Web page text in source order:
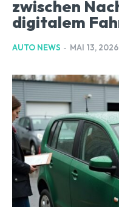
zwischen
digitalem
AUTO NEWS - MAI 13, 2026